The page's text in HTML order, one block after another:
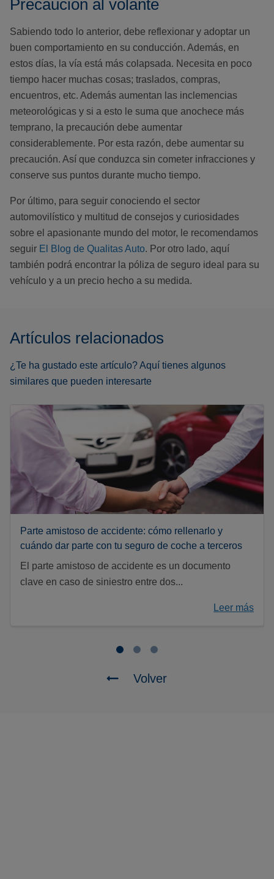
Precaución al volante
Sabiendo todo lo anterior, debe reflexionar y adoptar un
buen comportamiento en su conducción. Además, en
estos días, la vía está más colapsada. Necesita en poco
tiempo hacer muchas cosas; traslados, compras,
encuentros, etc. Además aumentan las inclemencias
meteorológicas y si a esto le suma que anochece más
temprano, la precaución debe aumentar
considerablemente. Por esta razón, debe aumentar su
precaución. Así que conduzca sin cometer infracciones y
conserve sus puntos durante mucho tiempo.
Por último, para seguir conociendo el sector
automovilístico y multitud de consejos y curiosidades
sobre el apasionante mundo del motor, le recomendamos
seguir El Blog de Qualitas Auto. Por otro lado, aquí
también podrá encontrar la póliza de seguro ideal para su
vehículo y a un precio hecho a su medida.
Artículos relacionados
¿Te ha gustado este artículo? Aquí tienes algunos
similares que pueden interesarte
Parte amistoso de accidente: cómo rellenarlo y
cuándo dar parte con tu seguro de coche a terceros
El parte amistoso de accidente es un documento
clave en caso de siniestro entre dos...
Leer más
Volver